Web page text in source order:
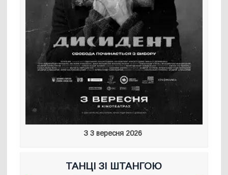
З 3 вересня 2026
ТАНЦІ ЗІ ШТАНГОЮ